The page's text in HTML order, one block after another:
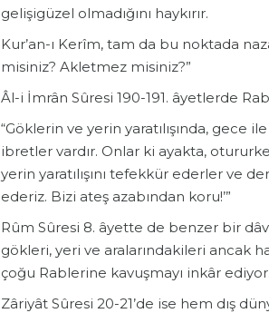
gelişigüzel olmadığını haykırır.
​Kur’an-ı Kerîm, tam da bu noktada
misiniz? Akletmez misiniz?”
Âl-i İmrân Sûresi 190-191. âyetlerde
​“Göklerin ve yerin yaratılışında,
ibretler vardır. Onlar ki ayakta,
yerin yaratılışını tefekkür ederler ve
ederiz. Bizi ateş azabından koru!’”
​Rûm Sûresi 8. âyette de benzer bir
gökleri, yeri ve aralarındakileri ancak
çoğu Rablerine kavuşmayı inkâr
Zâriyât Sûresi 20-21’de ise hem dış